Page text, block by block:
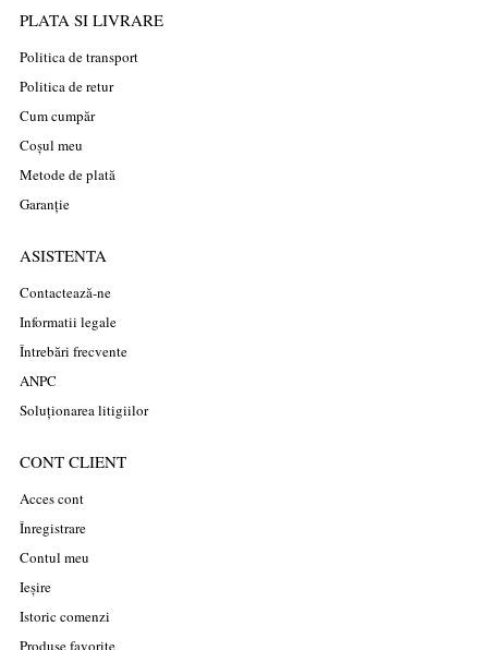
PLATA SI LIVRARE
Politica de transport
Politica de retur
Cum cumpăr
Coșul meu
Metode de plată
Garanție
ASISTENTA
Contactează-ne
Informatii legale
Întrebări frecvente
ANPC
Soluționarea litigiilor
CONT CLIENT
Acces cont
Înregistrare
Contul meu
Ieșire
Istoric comenzi
Produse favorite